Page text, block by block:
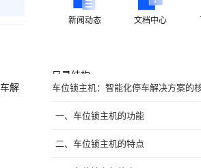
解
新闻动态 文档中心
目录结构
车位锁主机：智能化停车解决方案的
一、车位锁主机的功能
二、车位锁主机的特点